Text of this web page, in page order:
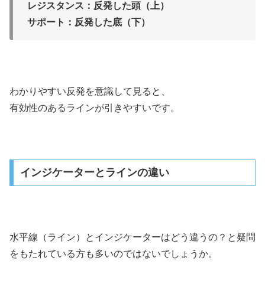
レジスタンス：反発した頭（上）
サポート：反発した底（下）
わかりやすい反発を意識して見ると、
有効性のあるラインが引きやすいです。
インジケーターとラインの違い
水平線（ライン）とインジケーターはどう違うの？と疑問
をもたれている方も多いのではないでしょうか。